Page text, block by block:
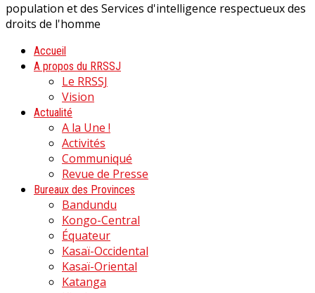
population et des Services d'intelligence respectueux des
droits de l'homme
Accueil
A propos du RRSSJ
Le RRSSJ
Vision
Actualité
A la Une !
Activités
Communiqué
Revue de Presse
Bureaux des Provinces
Bandundu
Kongo-Central
Équateur
Kasaï-Occidental
Kasaï-Oriental
Katanga